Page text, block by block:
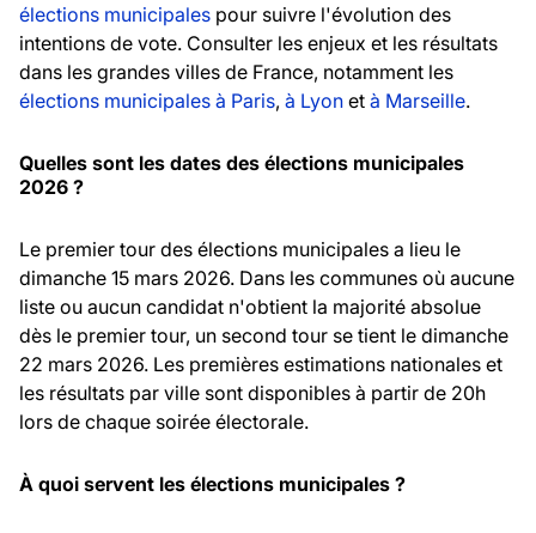
élections municipales pour suivre l'évolution des
intentions de vote. Consulter les enjeux et les résultats
dans les grandes villes de France, notamment les
élections municipales à Paris, à Lyon et à Marseille.
Quelles sont les dates des élections municipales
2026 ?
Le premier tour des élections municipales a lieu le
dimanche 15 mars 2026. Dans les communes où aucune
liste ou aucun candidat n'obtient la majorité absolue
dès le premier tour, un second tour se tient le dimanche
22 mars 2026. Les premières estimations nationales et
les résultats par ville sont disponibles à partir de 20h
lors de chaque soirée électorale.
À quoi servent les élections municipales ?